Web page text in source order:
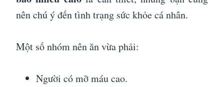
nên chú ý đến tình trạng sức khỏe cá nhân.
Một số nhóm nên ăn vừa phải:
Người có mỡ máu cao.